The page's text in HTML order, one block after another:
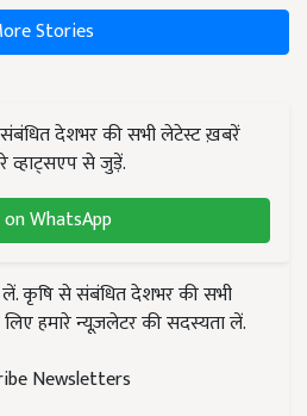
Stories
देशभर की सभी लेटेस्ट ख़बरें
व्हाट्सएप से जुड़ें.
on WhatsApp
कृषि से संबंधित देशभर की सभी
हमारे न्यूज़लेटर की सदस्यता लें.
Newsletters